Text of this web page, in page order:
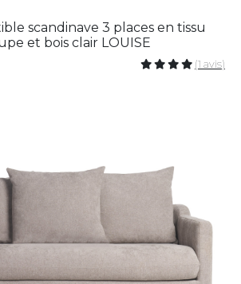
scandinave 3 places en tissu
et bois clair LOUISE
(1 avis)